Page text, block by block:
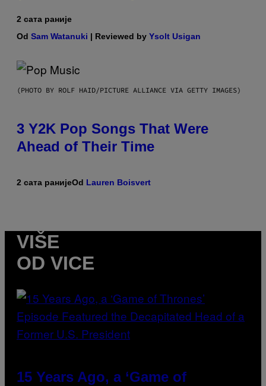
2 сата раније
Od Sam Watanuki | Reviewed by Ysolt Usigan
(PHOTO BY ROLF HAID/PICTURE ALLIANCE VIA GETTY IMAGES)
3 Y2K Pop Songs That Were
Ahead of Their Time
2 сата ранијеOd Lauren Boisvert
VIŠE
OD VICE
15 Years Ago, a ‘Game of